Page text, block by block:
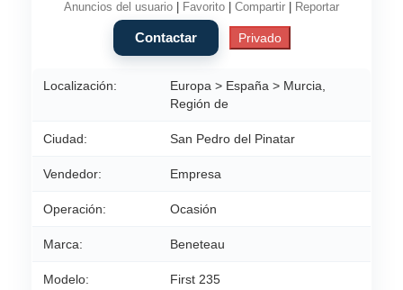
Anuncios del usuario Favorito Compartir Reportar
Localización:
Europa > España > Murcia,
Región de
Ciudad: San Pedro del Pinatar
Vendedor: Empresa
Operación: Ocasión
Marca: Beneteau
Modelo: First 235